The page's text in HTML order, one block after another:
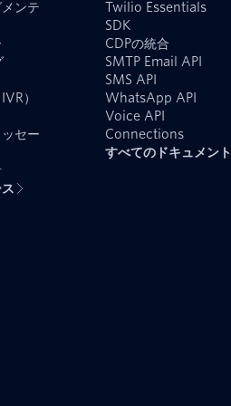
ンテ
）
セー
Twilio Essentials
SDK
CDPの統合
SMTP Email API
SMS API
WhatsApp API
Voice API
Connections
すべてのドキュメント